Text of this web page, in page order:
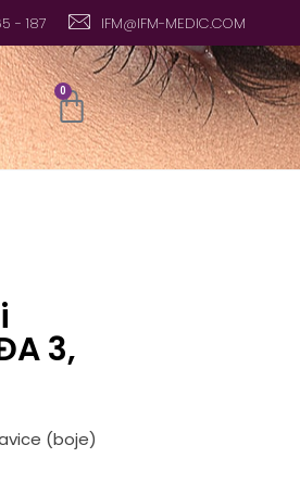
- 187 IFM@IFM-MEDIC.COM
0
3,
(boje)